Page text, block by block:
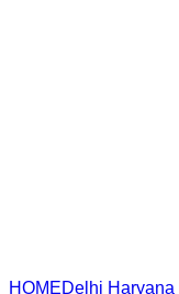
HOMEDelhi Haryana